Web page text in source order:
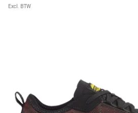
Excl. BTW